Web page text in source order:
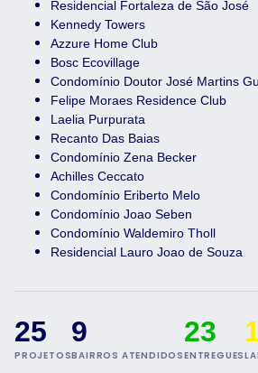
Residencial Fortaleza de São José
Kennedy Towers
Azzure Home Club
Bosc Ecovillage
Condomínio Doutor José Martins
Felipe Moraes Residence Club
Laelia Purpurata
Recanto Das Baias
Condomínio Zena Becker
Achilles Ceccato
Condomínio Eriberto Melo
Condomínio Joao Seben
Condomínio Waldemiro Tholl
Residencial Lauro Joao de Souza
25
PROJETOS
9
BAIRROS ATENDIDOS
23
ENTREGUES